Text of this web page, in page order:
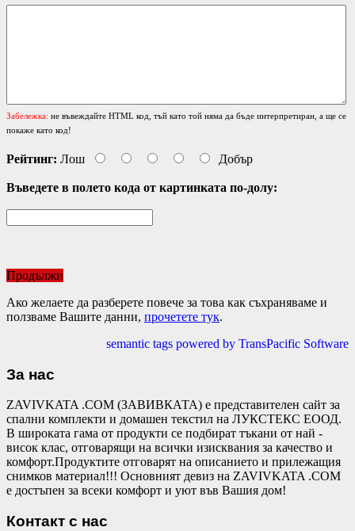
Забележка: не въвеждайте HTML код, тъй като той няма да бъде интерпретиран, а ще се
покаже като код!
Рейтинг: Лош Добър
Въведете в полето кода от картинката по-долу:
Продължи
Ако желаете да разберете повече за това как съхраняваме и
ползваме Вашите данни, прочетете тук.
semantic tags powered by TransPacific Software
За нас
ZAVIVKATA .COM (ЗАВИВКАТА) е представителен сайт за
спални комплекти и домашен текстил на ЛУКСТЕКС ЕООД.
В широката гама от продукти се подбират тъкани от най -
висок клас, отговарящи на всички изисквания за качество и
комфорт.Продуктите отговарят на описанието и прилежащия
снимков материал!!! Основният девиз на ZAVIVKATA .COM
е достъпен за всеки комфорт и уют във Вашия дом!
Контакт с нас